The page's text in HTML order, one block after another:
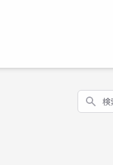
検索